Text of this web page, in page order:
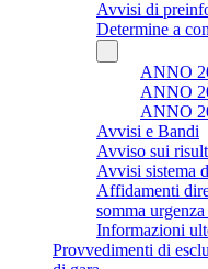
Avvisi di
Determine a
ANNO
ANNO
ANNO
Avvisi e Bandi
Avviso sui
Avvisi sistema
Affidamenti
somma
Informazioni
Provvedimenti di